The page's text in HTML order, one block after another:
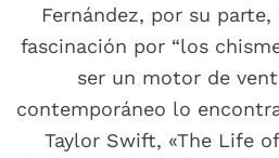
Fernández, por su
fascinación por “los
ser un motor de
contemporáneo lo
Taylor Swift, «The Life